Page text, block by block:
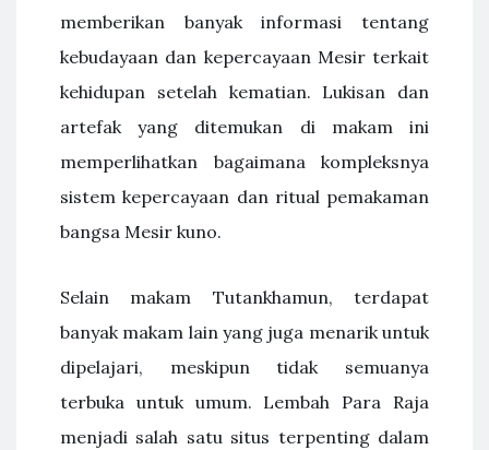
memberikan banyak informasi tentang
kebudayaan dan kepercayaan Mesir terkait
kehidupan setelah kematian. Lukisan dan
artefak yang ditemukan di makam ini
memperlihatkan bagaimana kompleksnya
sistem kepercayaan dan ritual pemakaman
bangsa Mesir kuno.
Selain makam Tutankhamun, terdapat
banyak makam lain yang juga menarik untuk
dipelajari, meskipun tidak semuanya
terbuka untuk umum. Lembah Para Raja
menjadi salah satu situs terpenting dalam